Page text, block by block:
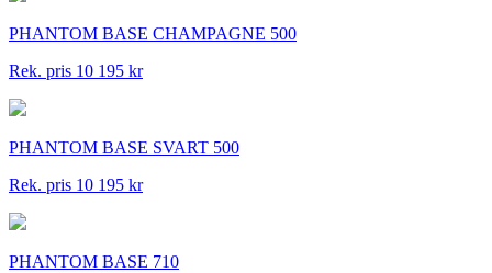
PHANTOM BASE CHAMPAGNE 500
Rek. pris 10 195 kr
PHANTOM BASE SVART 500
Rek. pris 10 195 kr
PHANTOM BASE 710